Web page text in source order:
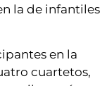
la de infantiles
en la
cuartetos,